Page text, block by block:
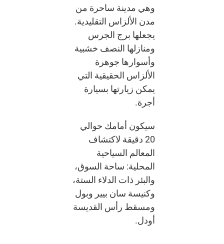
وهي مدينة ساحرة من
مدن الألزاس التقليدية.
يجعلها برج الجرس
ومنازلها النصف خشبية
وأسوارها جوهرة
الألزاس الحقيقية التي
يمكن زيارتها بسيارة
أجرة.
سيكون أمامك حوالي
20 دقيقة لاكتشاف
المعالم السياحية
المحلية: ساحة السوق،
والبئر ذات الدلاء الستة،
وكنيسة سان بيير وبول
ومسقط رأس القديسة
أودل.